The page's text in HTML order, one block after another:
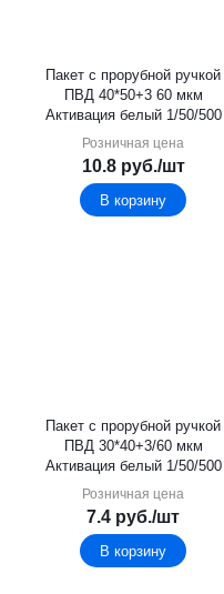
Пакет с прорубной ручкой
ПВД 40*50+3 60 мкм
Активация белый 1/50/500
Розничная цена
10.8руб./шт
В корзину
Пакет с прорубной ручкой
ПВД 30*40+3/60 мкм
Активация белый 1/50/500
Розничная цена
7.4 руб./шт
В корзину